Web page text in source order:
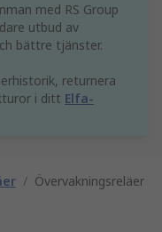
med RS Group
utbud av
bättre tjänster.
returnera
i ditt Elfa-
/ Övervakningsreläer